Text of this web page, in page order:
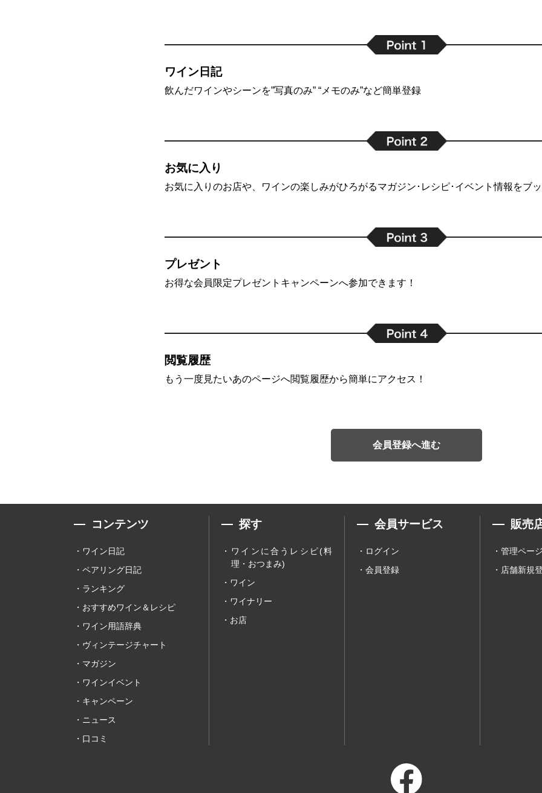
ワイン日記
飲んだワインやシーンを”写真のみ” “メモのみ”など簡単登録
お気に入り
お気に入りのお店や、ワインの楽しみがひろがるマガジン･レシピ･イベント情報をブ
プレゼント
お得な会員限定プレゼントキャンペーンへ参加できます！
閲覧履歴
もう一度見たいあのページへ閲覧履歴から簡単にアクセス！
会員登録へ進む
コンテンツ
ワイン日記
ペアリング日記
ランキング
おすすめワイン＆レシピ
ワイン用語辞典
ヴィンテージチャート
マガジン
ワインイベント
キャンペーン
ニュース
口コミ
探す
ワインに合うレシピ(料
理・おつまみ)
ワイン
ワイナリー
お店
会員サービス
ログイン
会員登録
販売
管理ペー
店舗新規